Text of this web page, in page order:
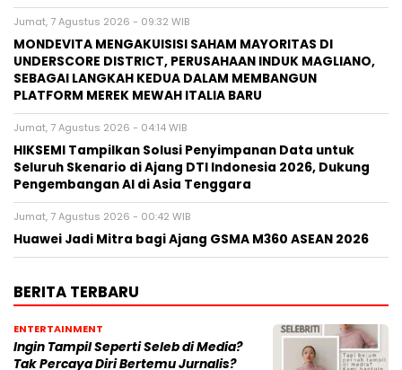
Jumat, 7 Agustus 2026 - 09:32 WIB
MONDEVITA MENGAKUISISI SAHAM MAYORITAS DI
UNDERSCORE DISTRICT, PERUSAHAAN INDUK MAGLIANO,
SEBAGAI LANGKAH KEDUA DALAM MEMBANGUN
PLATFORM MEREK MEWAH ITALIA BARU
Jumat, 7 Agustus 2026 - 04:14 WIB
HIKSEMI Tampilkan Solusi Penyimpanan Data untuk
Seluruh Skenario di Ajang DTI Indonesia 2026, Dukung
Pengembangan AI di Asia Tenggara
Jumat, 7 Agustus 2026 - 00:42 WIB
Huawei Jadi Mitra bagi Ajang GSMA M360 ASEAN 2026
BERITA TERBARU
ENTERTAINMENT
Ingin Tampil Seperti Seleb di Media?
Tak Percaya Diri Bertemu Jurnalis?